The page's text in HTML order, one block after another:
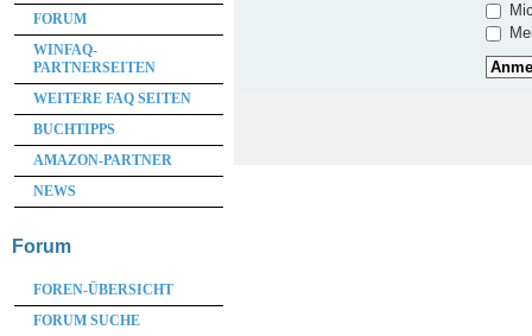
FORUM
WINFAQ-
PARTNERSEITEN
WEITERE FAQ SEITEN
BUCHTIPPS
AMAZON-PARTNER
NEWS
Forum
FOREN-ÜBERSICHT
FORUM SUCHE